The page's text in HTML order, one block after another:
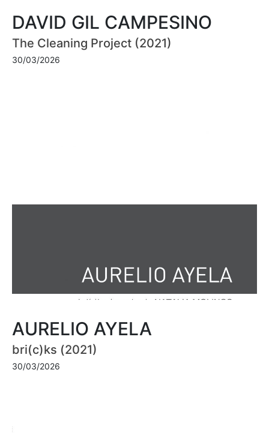
DAVID GIL CAMPESINO
The Cleaning Project (2021)
30/03/2026
AURELIO AYELA
bri(c)ks (2021)
30/03/2026